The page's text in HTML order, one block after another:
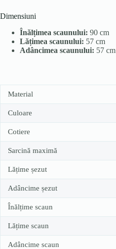
Dimensiuni
Înălțimea scaunului: 90 cm
Lățimea scaunului: 57 cm
Adâncimea scaunului: 57 cm
Material
Culoare
Cotiere
Sarcină maximă
Lățime șezut
Adâncime șezut
Înălțime scaun
Lățime scaun
Adâncime scaun